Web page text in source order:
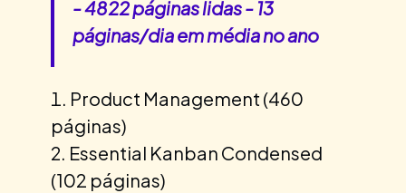
- 4822 páginas lidas - 13
páginas/dia em média no ano
Product Management (460
páginas)
Essential Kanban Condensed
(102 páginas)